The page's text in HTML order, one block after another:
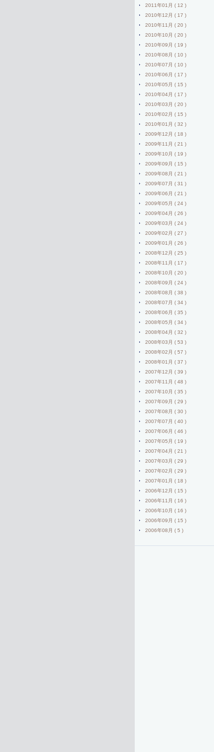
2011年01月 ( 12 )
2010年12月 ( 17 )
2010年11月 ( 20 )
2010年10月 ( 20 )
2010年09月 ( 19 )
2010年08月 ( 10 )
2010年07月 ( 10 )
2010年06月 ( 17 )
2010年05月 ( 15 )
2010年04月 ( 17 )
2010年03月 ( 20 )
2010年02月 ( 15 )
2010年01月 ( 32 )
2009年12月 ( 18 )
2009年11月 ( 21 )
2009年10月 ( 19 )
2009年09月 ( 15 )
2009年08月 ( 21 )
2009年07月 ( 31 )
2009年06月 ( 21 )
2009年05月 ( 24 )
2009年04月 ( 26 )
2009年03月 ( 24 )
2009年02月 ( 27 )
2009年01月 ( 26 )
2008年12月 ( 25 )
2008年11月 ( 17 )
2008年10月 ( 20 )
2008年09月 ( 24 )
2008年08月 ( 38 )
2008年07月 ( 34 )
2008年06月 ( 35 )
2008年05月 ( 34 )
2008年04月 ( 32 )
2008年03月 ( 53 )
2008年02月 ( 57 )
2008年01月 ( 37 )
2007年12月 ( 39 )
2007年11月 ( 48 )
2007年10月 ( 35 )
2007年09月 ( 29 )
2007年08月 ( 30 )
2007年07月 ( 40 )
2007年06月 ( 46 )
2007年05月 ( 19 )
2007年04月 ( 21 )
2007年03月 ( 29 )
2007年02月 ( 29 )
2007年01月 ( 18 )
2006年12月 ( 15 )
2006年11月 ( 16 )
2006年10月 ( 16 )
2006年09月 ( 15 )
2006年08月 ( 5 )